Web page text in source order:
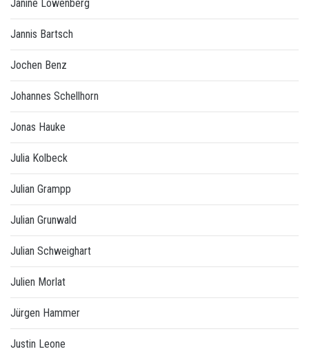
Janine Löwenberg
Jannis Bartsch
Jochen Benz
Johannes Schellhorn
Jonas Hauke
Julia Kolbeck
Julian Grampp
Julian Grunwald
Julian Schweighart
Julien Morlat
Jürgen Hammer
Justin Leone